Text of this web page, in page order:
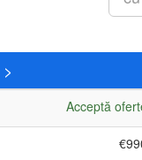
>
Acceptă